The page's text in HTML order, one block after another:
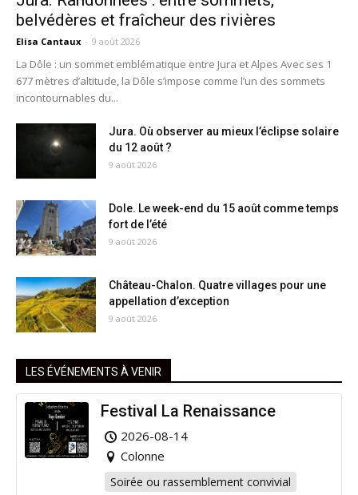
belvédères et fraîcheur des rivières
Elisa Cantaux - 9 août 2026
La Dôle : un sommet emblématique entre Jura et Alpes Avec ses 1
677 mètres d’altitude, la Dôle s’impose comme l’un des sommets
incontournables du...
Jura. Où observer au mieux l’éclipse solaire
du 12 août ?
9 août 2026
Dole. Le week-end du 15 août comme temps
fort de l’été
9 août 2026
Château-Chalon. Quatre villages pour une
appellation d’exception
9 août 2026
LES ÉVÉNEMENTS À VENIR
Festival La Renaissance
2026-08-14
Colonne
Soirée ou rassemblement convivial